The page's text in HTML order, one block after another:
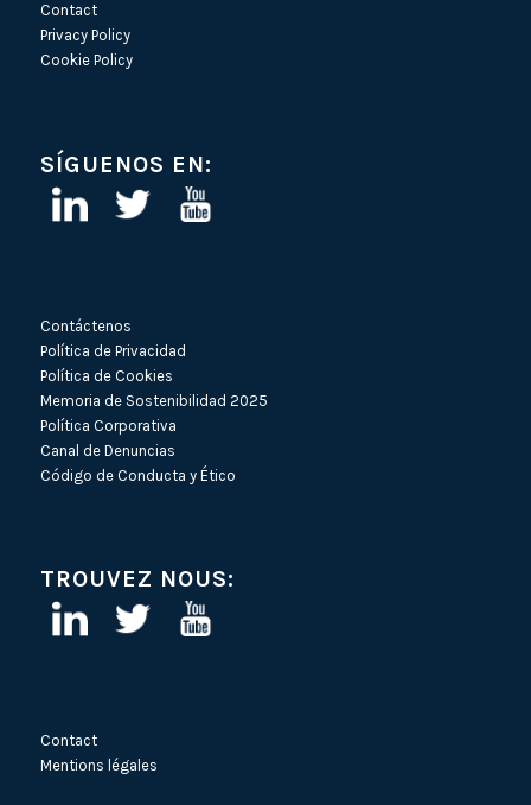
Contact
Privacy Policy
Cookie Policy
SÍGUENOS EN:
Contáctenos
Política de Privacidad
Política de Cookies
Memoria de Sostenibilidad 2025
Política Corporativa
Canal de Denuncias
Código de Conducta y Ético
TROUVEZ NOUS:
Contact
Mentions légales